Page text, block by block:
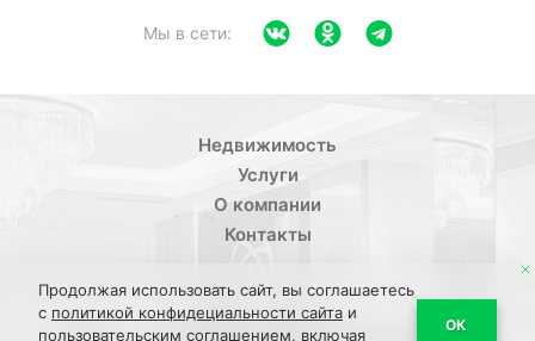
Мы в сети:
Недвижимость
Услуги
О компании
Контакты
Политика конфиденциальности/Пользовательское
Продолжая использовать сайт, вы соглашаетесь
с политикой конфидециальности сайта и
пользовательским соглашением, включая
ОК